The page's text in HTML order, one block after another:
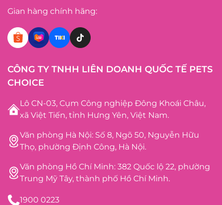
Gian hàng chính hãng:
CÔNG TY TNHH LIÊN DOANH QUỐC TẾ PETS
CHOICE
Lô CN-03, Cụm Công nghiệp Đông Khoái Châu,
xã Việt Tiến, tỉnh Hưng Yên, Việt Nam.
Văn phòng Hà Nội: Số 8, Ngõ 50, Nguyễn Hữu
Thọ, phường Định Công, Hà Nội.
Văn phòng Hồ Chí Minh: 382 Quốc lộ 22, phường
Trung Mỹ Tây, thành phố Hồ Chí Minh.
1900 0223